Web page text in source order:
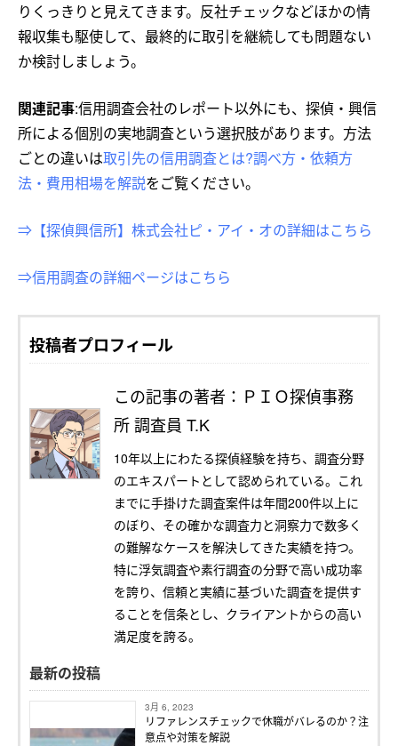
りくっきりと見えてきます。反社チェックなどほかの情
報収集も駆使して、最終的に取引を継続しても問題ない
か検討しましょう。
関連記事:信用調査会社のレポート以外にも、探偵・興信
所による個別の実地調査という選択肢があります。方法
ごとの違いは取引先の信用調査とは?調べ方・依頼方
法・費用相場を解説をご覧ください。
⇒【探偵興信所】株式会社ピ・アイ・オの詳細はこちら
⇒信用調査の詳細ページはこちら
投稿者プロフィール
この記事の著者：ＰＩＯ探偵事務
所 調査員 T.K
10年以上にわたる探偵経験を持ち、調査分野
のエキスパートとして認められている。これ
までに手掛けた調査案件は年間200件以上に
のぼり、その確かな調査力と洞察力で数多く
の難解なケースを解決してきた実績を持つ。
特に浮気調査や素行調査の分野で高い成功率
を誇り、信頼と実績に基づいた調査を提供す
ることを信条とし、クライアントからの高い
満足度を誇る。
最新の投稿
3月 6, 2023
リファレンスチェックで休職がバレるのか？注
意点や対策を解説